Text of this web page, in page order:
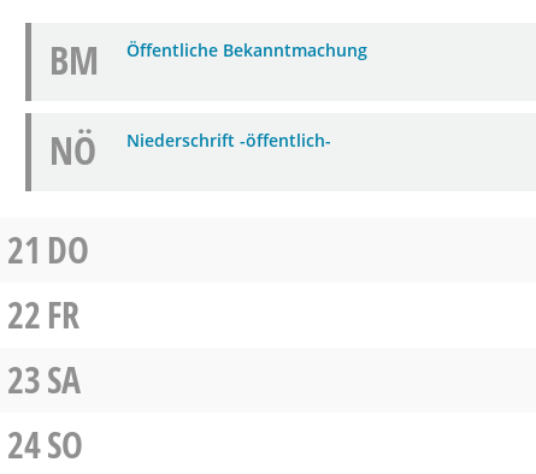
BM Öffentliche Bekanntmachung
NÖ Niederschrift -öffentlich-
21 DO
22FR
23SA
24SO